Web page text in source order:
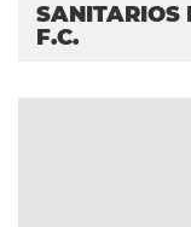
SANITARIOS
F.C.